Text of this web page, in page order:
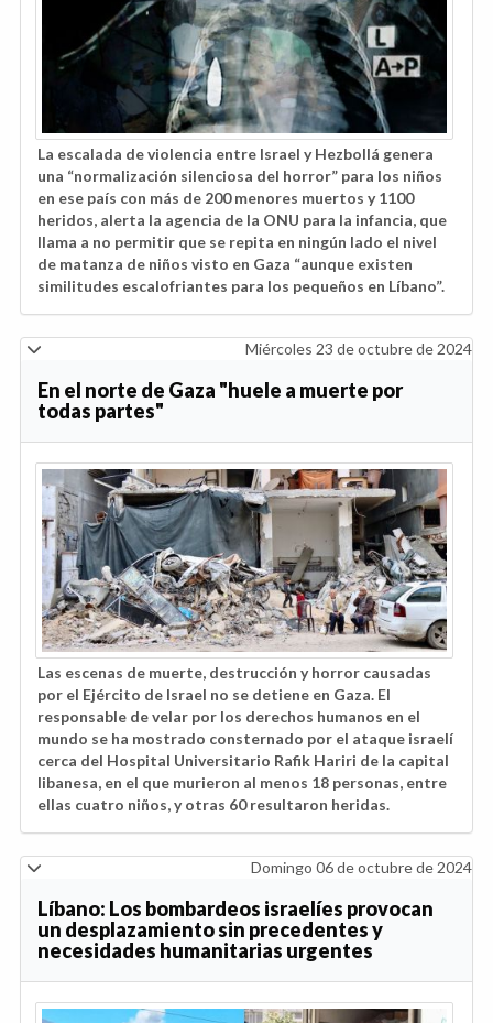
La escalada de violencia entre Israel y Hezbollá genera
una “normalización silenciosa del horror” para los niños
en ese país con más de 200 menores muertos y 1100
heridos, alerta la agencia de la ONU para la infancia, que
llama a no permitir que se repita en ningún lado el nivel
de matanza de niños visto en Gaza “aunque existen
similitudes escalofriantes para los pequeños en Líbano”.
Miércoles 23 de octubre de 2024
En el norte de Gaza "huele a muerte por
todas partes"
Las escenas de muerte, destrucción y horror causadas
por el Ejército de Israel no se detiene en Gaza. El
responsable de velar por los derechos humanos en el
mundo se ha mostrado consternado por el ataque israelí
cerca del Hospital Universitario Rafik Hariri de la capital
libanesa, en el que murieron al menos 18 personas, entre
ellas cuatro niños, y otras 60 resultaron heridas.
Domingo 06 de octubre de 2024
Líbano: Los bombardeos israelíes provocan
un desplazamiento sin precedentes y
necesidades humanitarias urgentes